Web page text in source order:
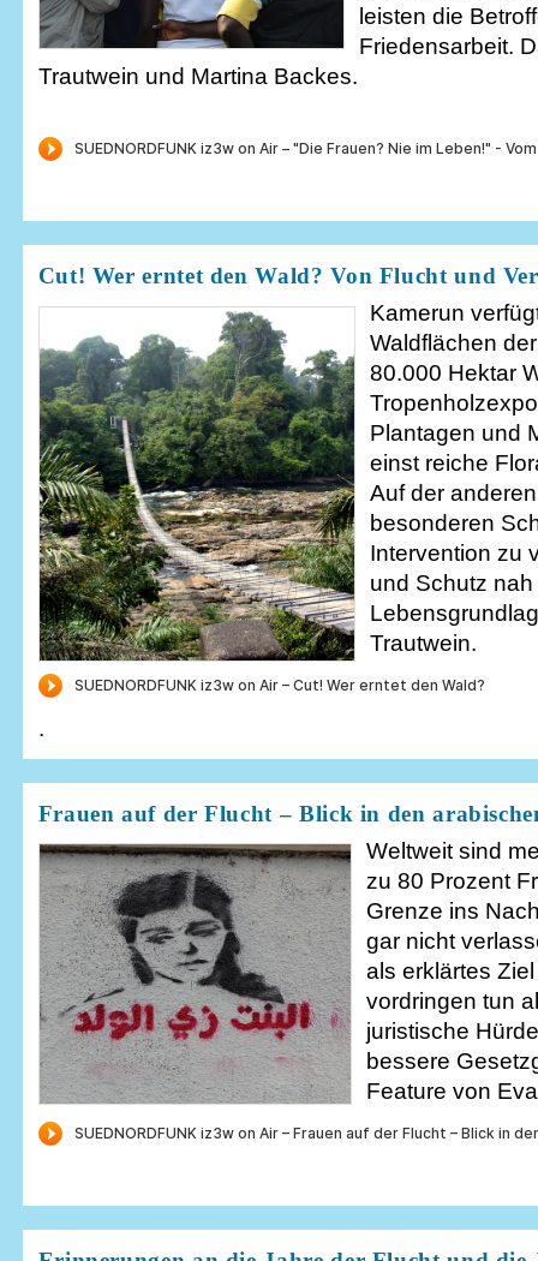
leisten die
Friedensarbeit.
Trautwein und Martina Backes.
Cut! Wer erntet den Wald? Von Flucht und
Kamerun
Waldflächen
80.000 Hektar
Plantagen und
einst reiche
Auf der
besonderen
Intervention zu
und Schutz
Trautwein.
.
Frauen auf der Flucht – Blick in den
Weltweit sind
zu 80 Prozent
Grenze ins
gar nicht
als erklärtes
vordringen tun
juristische
bessere
Feature von